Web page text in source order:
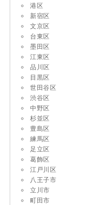
港区
新宿区
文京区
台東区
墨田区
江東区
品川区
目黒区
世田谷区
渋谷区
中野区
杉並区
豊島区
練馬区
足立区
葛飾区
江戸川区
八王子市
立川市
町田市